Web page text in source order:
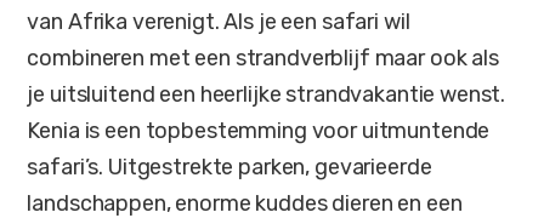
van Afrika verenigt. Als je een safari wil
combineren met een strandverblijf maar ook als
je uitsluitend een heerlijke strandvakantie wenst.
Kenia is een topbestemming voor uitmuntende
safari’s. Uitgestrekte parken, gevarieerde
landschappen, enorme kuddes dieren en een